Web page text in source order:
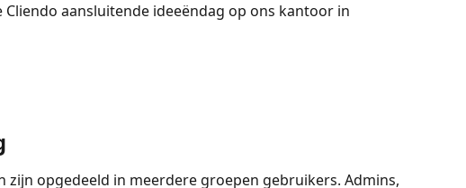
aansluitende ideeëndag op ons kantoor in
zijn opgedeeld in meerdere groepen gebruikers. Admins,